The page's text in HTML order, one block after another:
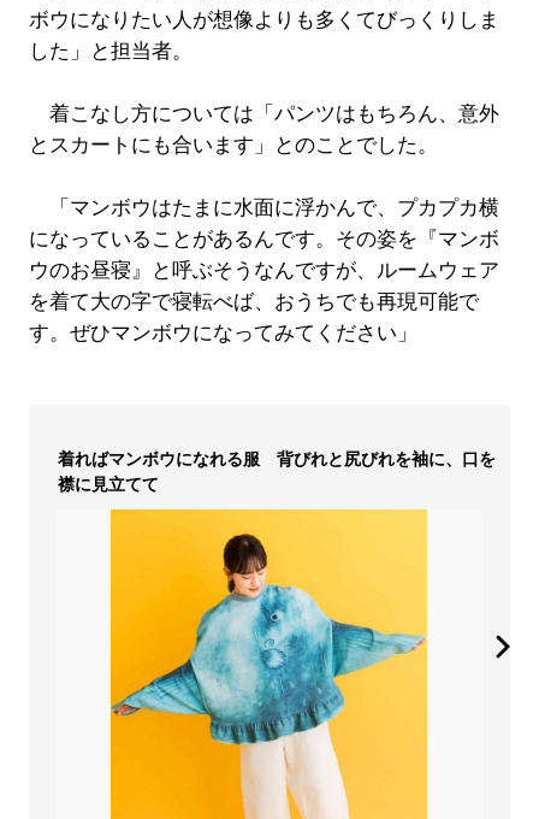
ボウになりたい人が想像よりも多くてびっくりしま
した」と担当者。
着こなし方については「パンツはもちろん、意外
とスカートにも合います」とのことでした。
「マンボウはたまに水面に浮かんで、プカプカ横
になっていることがあるんです。その姿を『マンボ
ウのお昼寝』と呼ぶそうなんですが、ルームウェア
を着て大の字で寝転べば、おうちでも再現可能で
す。ぜひマンボウになってみてください」
着ればマンボウになれる服 背びれと尻びれを袖に、口を
襟に見立てて